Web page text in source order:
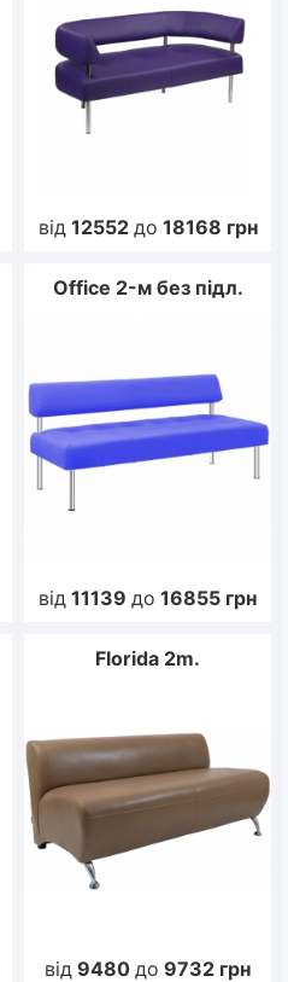
від 12552 до 18168 грн
Office 2-м без підл.
від 11139 до 16855 грн
Florida 2m.
від 9480 до 9732 грн